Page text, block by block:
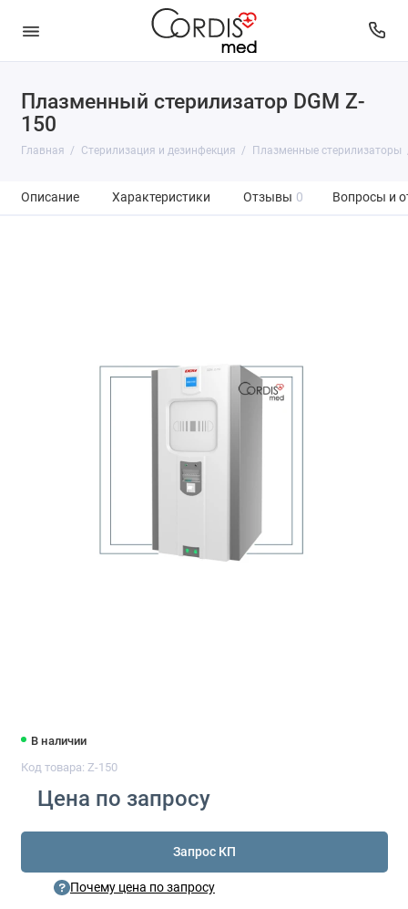
Плазменный стерилизатор DGM Z-
150
Главная Стерилизация и дезинфекция Плазменные стерилизаторы
Описание Характеристики Отзывы 0 Вопросы и
В наличии
Код товара: Z-150
Цена по запросу
Запрос КП
Почему цена по запросу